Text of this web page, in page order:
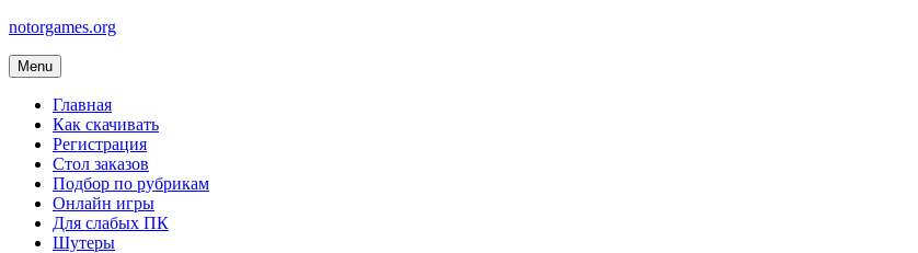
Skip
content
notorgames.org
Menu
Главная
Как скачивать
Регистрация
Стол заказов
Подбор по рубрикам
Онлайн игры
Для слабых ПК
Шутеры